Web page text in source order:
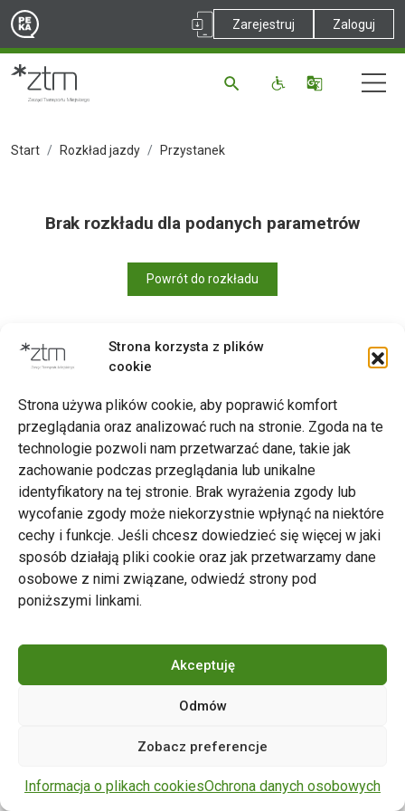
Strona korzysta z plików
cookie
Strona używa plików cookie, aby poprawić komfort
przeglądania oraz analizować ruch na stronie. Zgoda na te
technologie pozwoli nam przetwarzać dane, takie jak
zachowanie podczas przeglądania lub unikalne
identyfikatory na tej stronie. Brak wyrażenia zgody lub
wycofanie zgody może niekorzystnie wpłynąć na niektóre
cechy i funkcje. Jeśli chcesz dowiedzieć się więcej w jaki
sposób działają pliki cookie oraz jak przetwarzamy dane
osobowe z nimi związane, odwiedź strony pod
poniższymi linkami.
Akceptuję
Odmów
Zobacz preferencje
Informacja o plikach cookiesOchrona danych osobowych
Zarejestruj Zaloguj
Start Rozkład jazdy Przystanek
Brak rozkładu dla podanych parametrów
Powrót do rozkładu
Zarząd Transportu Miejskiego w Poznaniu
Napisz do nas
tel. 61 646 33 44
ul. Matejki 59, 60-770 Poznań
zastrzeżone.